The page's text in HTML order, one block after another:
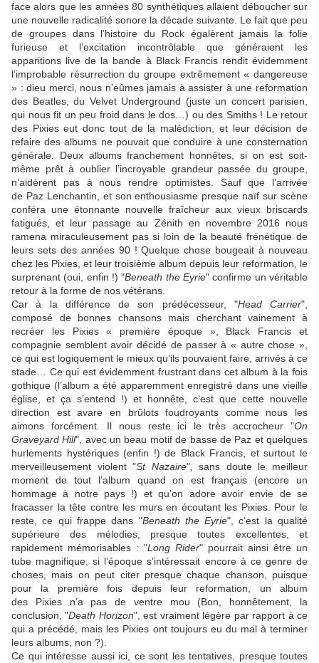
face alors que les années 80 synthétiques allaient déboucher sur
une nouvelle radicalité sonore la décade suivante. Le fait que peu
de groupes dans l’histoire du Rock égalèrent jamais la folie
furieuse et l’excitation incontrôlable que généraient les
apparitions live de la bande à Black Francisrendit évidemment
l’improbable résurrection du groupe extrêmement « dangereuse
» : dieu merci, nous n’eûmes jamais à assister à une reformation
des Beatles, du Velvet Underground (juste un concert parisien,
qui nous fit un peu froid dans le dos…) ou des Smiths! Le retour
des Pixieseut donc tout de la malédiction, et leur décision de
refaire des albums ne pouvait que conduire à une consternation
générale. Deux albums franchement honnêtes, si on est soit-
même prêt à oublier l’incroyable grandeur passée du groupe,
n’aidèrent pas à nous rendre optimistes. Sauf que l’arrivée
de Paz Lenchantin , et son enthousiasme presque naïf sur scène
conféra une étonnante nouvelle fraîcheur aux vieux briscards
fatigués, et leur passage au Zénith en novembre 2016 nous
ramena miraculeusement pas si loin de la beauté frénétique de
leurs sets des années 90 ! Quelque chose bougeait à nouveau
chez les Pixies , et leur troisième album depuis leur reformation, le
surprenant (oui, enfin !) "Beneath the Eyrie" confirme un véritable
retour à la forme de nos vétérans.
Car à la différence de son prédécesseur, "Head Carrier",
composé de bonnes chansons mais cherchant vainement à
recréer les Pixies« première époque », Black Francis et
compagnie semblent avoir décidé de passer à « autre chose »,
ce qui est logiquement le mieux qu’ils pouvaient faire, arrivés à ce
stade… Ce qui est évidemment frustrant dans cet album à la fois
gothique (l’album a été apparemment enregistré dans une vieille
église, et ça s’entend !) et honnête, c’est que cette nouvelle
direction est avare en brûlots foudroyants comme nous les
aimons forcément. Il nous reste ici le très accrocheur "On
Graveyard Hill", avec un beau motif de basse de Paz et quelques
hurlements hystériques (enfin !) de Black Francis , et surtout le
merveilleusement violent "St Nazaire", sans doute le meilleur
moment de tout l’album quand on est français (encore un
hommage à notre pays !) et qu’on adore avoir envie de se
fracasser la tête contre les murs en écoutant les Pixies. Pour le
reste, ce qui frappe dans "Beneath the Eyrie", c’est la qualité
supérieure des mélodies, presque toutes excellentes, et
rapidement mémorisables : "Long Rider" pourrait ainsi être un
tube magnifique, si l’époque s’intéressait encore à ce genre de
choses, mais on peut citer presque chaque chanson, puisque
pour la première fois depuis leur reformation, un album
des Pixiesn’a pas de ventre mou (Bon, honnêtement, la
conclusion, "Death Horizon", est vraiment légère par rapport à ce
qui a précédé, mais les Pixies ont toujours eu du mal à terminer
leurs albums, non ?).
Ce qui intéresse aussi ici, ce sont les tentatives, presque toutes